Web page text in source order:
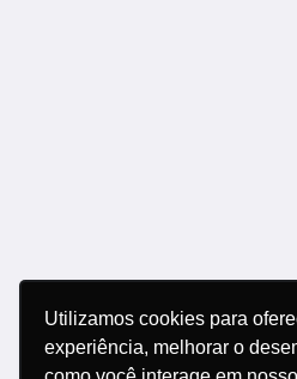
Utilizamos cookies para
experiência, melhorar o